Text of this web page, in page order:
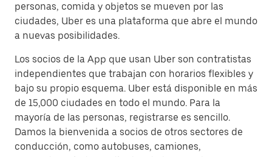
personas, comida y objetos se mueven por las
ciudades, Uber es una plataforma que abre el mundo
a nuevas posibilidades.
Los socios de la App que usan Uber son contratistas
independientes que trabajan con horarios flexibles y
bajo su propio esquema. Uber está disponible en más
de 15,000 ciudades en todo el mundo. Para la
mayoría de las personas, registrarse es sencillo.
Damos la bienvenida a socios de otros sectores de
conducción, como autobuses, camiones,